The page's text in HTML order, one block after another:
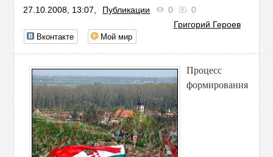
27.10.2008, 13:07, Публикации 0
0
Григорий Героев
Вконтакте Мой мир
Процесс
формирования